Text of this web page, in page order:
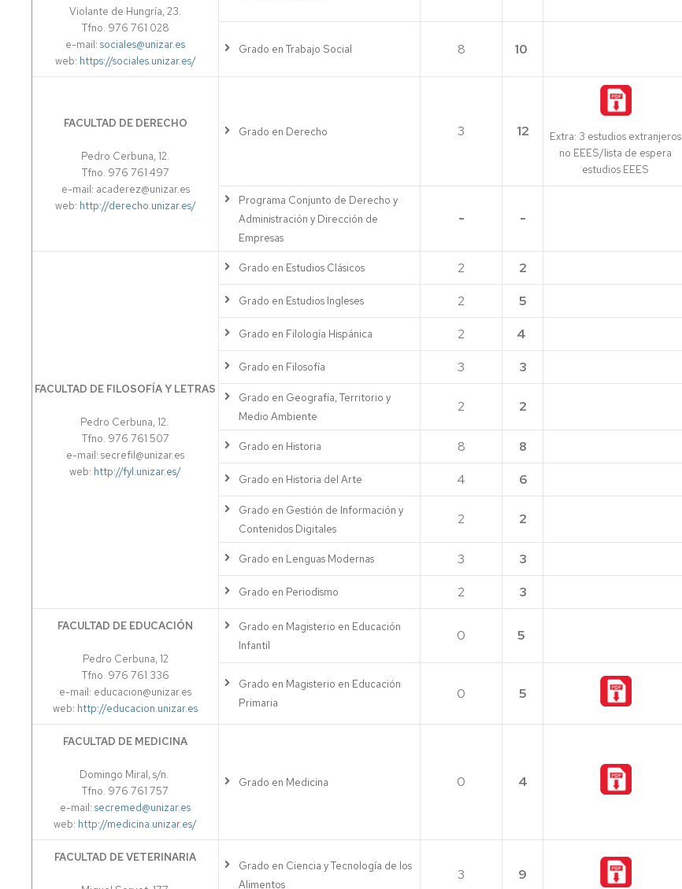
Violante de Hungría, 23.
Tfno. 976 761 028
e-mail: sociales@unizar.es
web: https://sociales.unizar.es/
Grado en Trabajo Social 8 10
FACULTAD DE DERECHO
Pedro Cerbuna, 12.
Tfno. 976 761 497
e-mail: acaderez@unizar.es
web: http://derecho.unizar.es/
Grado en Derecho 3 12
Extra: 3 estudios extranjeros
no EEES/lista de espera
estudios EEES
Programa Conjunto de Derecho y
Administración y Dirección de
Empresas
- -
FACULTAD DE FILOSOFÍA Y LETRAS
Pedro Cerbuna, 12.
Tfno. 976 761 507
e-mail: secrefil@unizar.es
web: http://fyl.unizar.es/
Grado en Estudios Clásicos 2 2
Grado en Estudios Ingleses 2 5
Grado en Filología Hispánica 2 4
Grado en Filosofía 3 3
Grado en Geografía, Territorio y
Medio Ambiente
2 2
Grado en Historia 8 8
Grado en Historia del Arte 4 6
Grado en Gestión de Información y
Contenidos Digitales
2 2
Grado en Lenguas Modernas 3 3
Grado en Periodismo 2 3
FACULTAD DE EDUCACIÓN
Pedro Cerbuna, 12
Tfno. 976 761 336
e-mail: educacion@unizar.es
web: http://educacion.unizar.es
Grado en Magisterio en Educación
Infantil
0 5
Grado en Magisterio en Educación
Primaria
0 5
FACULTAD DE MEDICINA
Domingo Miral, s/n.
Tfno. 976 761 757
e-mail: secremed@unizar.es
web: http://medicina.unizar.es/
Grado en Medicina 0 4
FACULTAD DE VETERINARIA
Grado en Ciencia y Tecnología de los
Alimentos
3 9